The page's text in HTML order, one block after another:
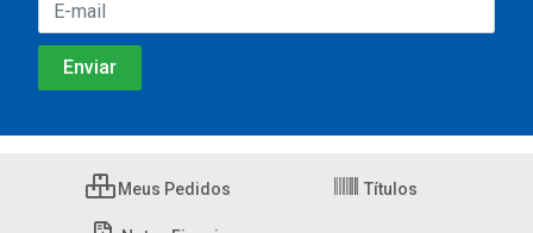
Meus Pedidos Títulos